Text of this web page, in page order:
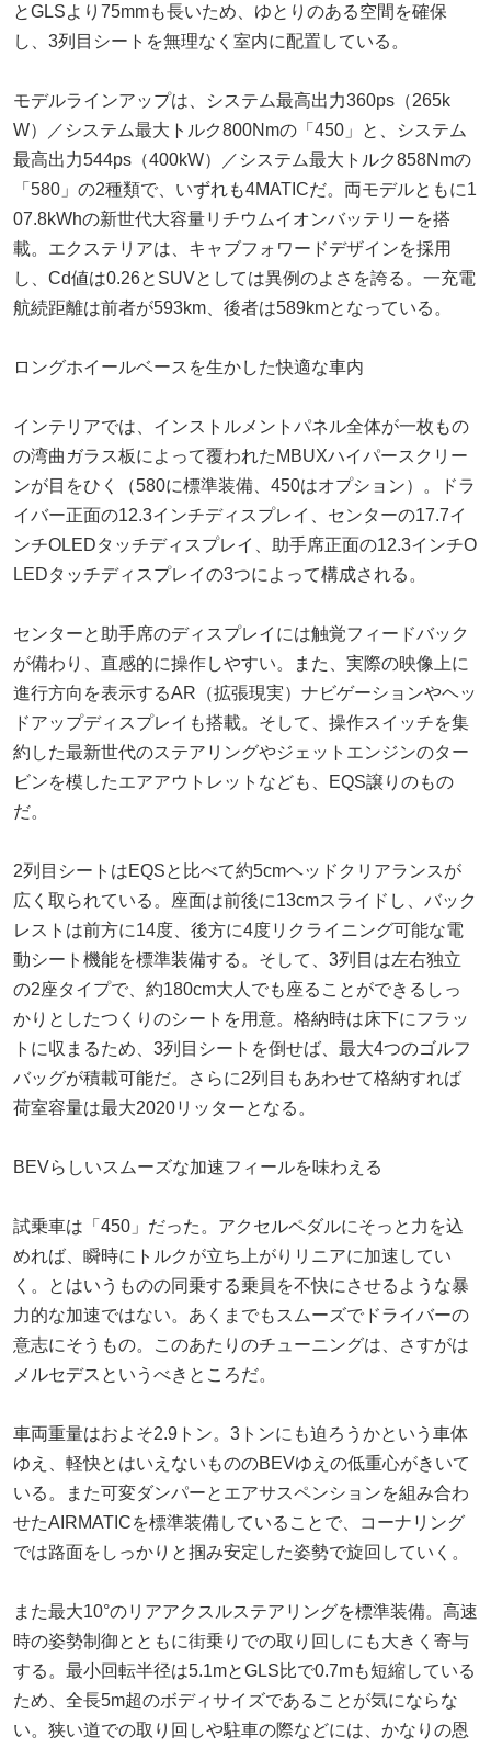
とGLSより75mmも長いため、ゆとりのある空間を確保
し、3列目シートを無理なく室内に配置している。
モデルラインアップは、システム最高出力360ps（265k
W）／システム最大トルク800Nmの「450」と、システム
最高出力544ps（400kW）／システム最大トルク858Nmの
「580」の2種類で、いずれも4MATICだ。両モデルともに1
07.8kWhの新世代大容量リチウムイオンバッテリーを搭
載。エクステリアは、キャブフォワードデザインを採用
し、Cd値は0.26とSUVとしては異例のよさを誇る。一充電
航続距離は前者が593km、後者は589kmとなっている。
ロングホイールベースを生かした快適な車内
インテリアでは、インストルメントパネル全体が一枚もの
の湾曲ガラス板によって覆われたMBUXハイパースクリー
ンが目をひく（580に標準装備、450はオプション）。ドラ
イバー正面の12.3インチディスプレイ、センターの17.7イ
ンチOLEDタッチディスプレイ、助手席正面の12.3インチO
LEDタッチディスプレイの3つによって構成される。
センターと助手席のディスプレイには触覚フィードバック
が備わり、直感的に操作しやすい。また、実際の映像上に
進行方向を表示するAR（拡張現実）ナビゲーションやヘッ
ドアップディスプレイも搭載。そして、操作スイッチを集
約した最新世代のステアリングやジェットエンジンのター
ビンを模したエアアウトレットなども、EQS譲りのもの
だ。
2列目シートはEQSと比べて約5cmヘッドクリアランスが
広く取られている。座面は前後に13cmスライドし、バック
レストは前方に14度、後方に4度リクライニング可能な電
動シート機能を標準装備する。そして、3列目は左右独立
の2座タイプで、約180cm大人でも座ることができるしっ
かりとしたつくりのシートを用意。格納時は床下にフラッ
トに収まるため、3列目シートを倒せば、最大4つのゴルフ
バッグが積載可能だ。さらに2列目もあわせて格納すれば
荷室容量は最大2020リッターとなる。
BEVらしいスムーズな加速フィールを味わえる
試乗車は「450」だった。アクセルペダルにそっと力を込
めれば、瞬時にトルクが立ち上がりリニアに加速してい
く。とはいうものの同乗する乗員を不快にさせるような暴
力的な加速ではない。あくまでもスムーズでドライバーの
意志にそうもの。このあたりのチューニングは、さすがは
メルセデスというべきところだ。
車両重量はおよそ2.9トン。3トンにも迫ろうかという車体
ゆえ、軽快とはいえないもののBEVゆえの低重心がきいて
いる。また可変ダンパーとエアサスペンションを組み合わ
せたAIRMATICを標準装備していることで、コーナリング
では路面をしっかりと掴み安定した姿勢で旋回していく。
また最大10°のリアアクスルステアリングを標準装備。高速
時の姿勢制御とともに街乗りでの取り回しにも大きく寄与
する。最小回転半径は5.1mとGLS比で0.7mも短縮している
ため、全長5m超のボディサイズであることが気にならな
い。狭い道での取り回しや駐車の際などには、かなりの恩